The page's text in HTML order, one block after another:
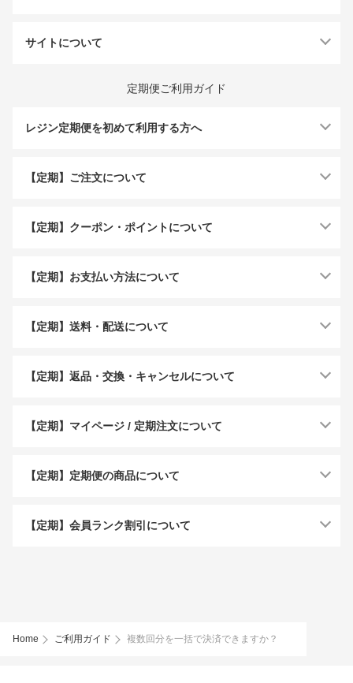
サイトについて
定期便ご利用ガイド
レジン定期便を初めて利用する方へ
【定期】ご注文について
【定期】クーポン・ポイントについて
【定期】お支払い方法について
【定期】送料・配送について
【定期】返品・交換・キャンセルについて
【定期】マイページ / 定期注文について
【定期】定期便の商品について
【定期】会員ランク割引について
Home ご利用ガイド 複数回分を一括で決済できますか？